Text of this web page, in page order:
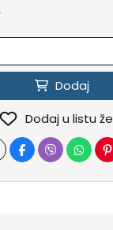
Dodaj
Dodaj u listu